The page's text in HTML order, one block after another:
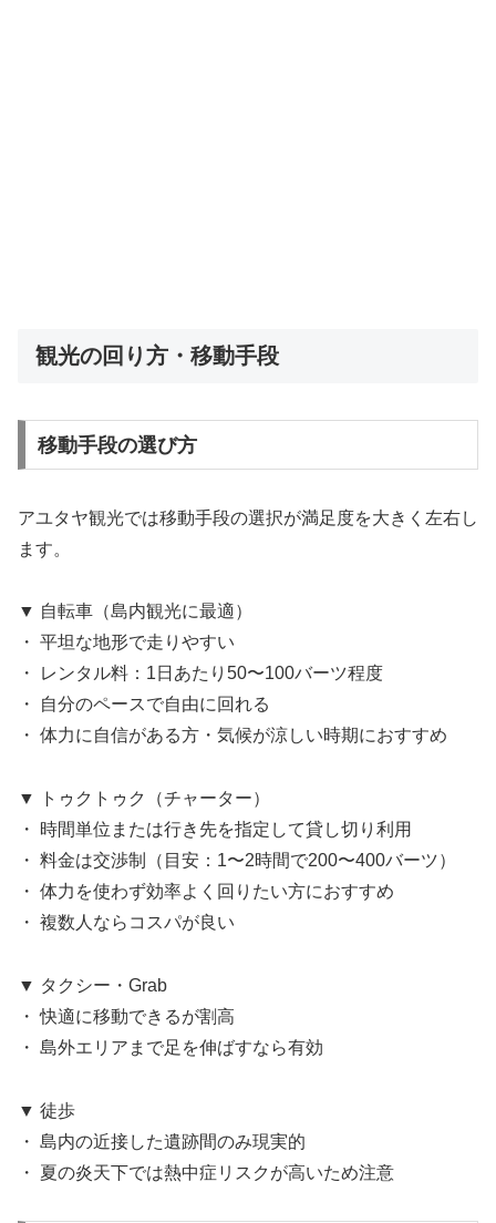
観光の回り方・移動手段
移動手段の選び方
アユタヤ観光では移動手段の選択が満足度を大きく左右し
ます。
▼ 自転車（島内観光に最適）
・ 平坦な地形で走りやすい
・ レンタル料：1日あたり50〜100バーツ程度
・ 自分のペースで自由に回れる
・ 体力に自信がある方・気候が涼しい時期におすすめ
▼ トゥクトゥク（チャーター）
・ 時間単位または行き先を指定して貸し切り利用
・ 料金は交渉制（目安：1〜2時間で200〜400バーツ）
・ 体力を使わず効率よく回りたい方におすすめ
・ 複数人ならコスパが良い
▼ タクシー・Grab
・ 快適に移動できるが割高
・ 島外エリアまで足を伸ばすなら有効
▼ 徒歩
・ 島内の近接した遺跡間のみ現実的
・ 夏の炎天下では熱中症リスクが高いため注意